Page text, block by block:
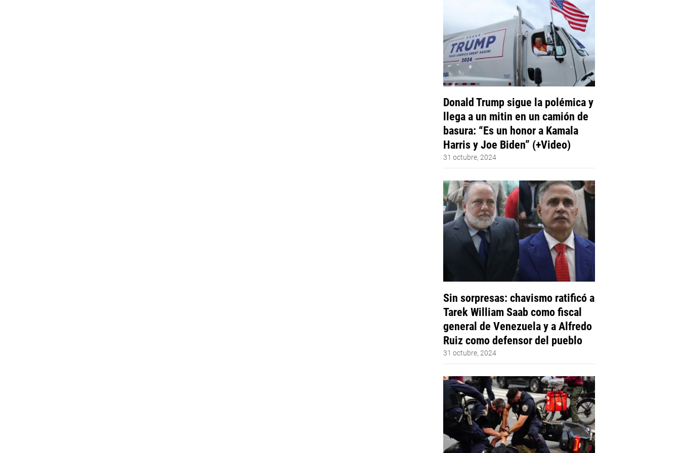
Donald Trump sigue la polémica y
llega a un mitin en un camión de
basura: “Es un honor a Kamala
Harris y Joe Biden” (+Video)
31 octubre, 2024
Sin sorpresas: chavismo ratificó a
Tarek William Saab como fiscal
general de Venezuela y a Alfredo
Ruiz como defensor del pueblo
31 octubre, 2024